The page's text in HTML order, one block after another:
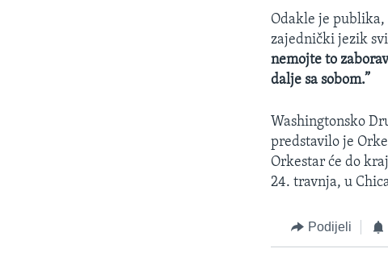
Odakle je publika,
zajednički jezik
nemojte to
dalje sa sobom.”
Washingtonsko
predstavilo je
Orkestar će do
24. travnja, u
Podijeli